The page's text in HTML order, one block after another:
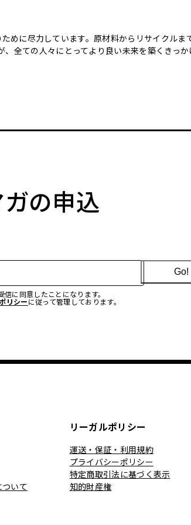
めに尽力しています。原材料からリサイクル
全ての人々にとってより良い未来を築くきっか
ガの申込
に同意したことになります。
リシー に従って管理しております。
Go!
いて
リーガルポリシー
運送・保証・利用規約
プライバシーポリシー
特定商取引法に基づく表示
知的財産権